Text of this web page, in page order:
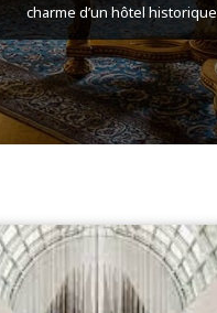
charme d’un hôtel historique